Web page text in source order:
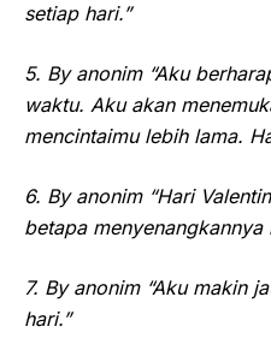
setiap hari.”
5. By anonim “Aku
waktu. Aku akan
mencintaimu lebih lama.
6. By anonim “Hari
betapa
7. By anonim “Aku makin
hari.”